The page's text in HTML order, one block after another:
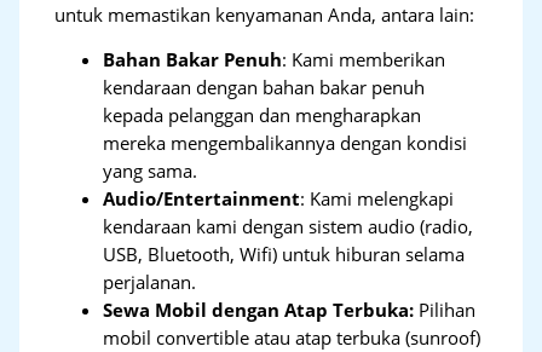
untuk memastikan kenyamanan Anda, antara lain:
Bahan Bakar Penuh: Kami memberikan
kendaraan dengan bahan bakar penuh
kepada pelanggan dan mengharapkan
mereka mengembalikannya dengan kondisi
yang sama.
Audio/Entertainment: Kami melengkapi
kendaraan kami dengan sistem audio (radio,
USB, Bluetooth, Wifi) untuk hiburan selama
perjalanan.
Sewa Mobil dengan Atap Terbuka: Pilihan
mobil convertible atau atap terbuka (sunroof)